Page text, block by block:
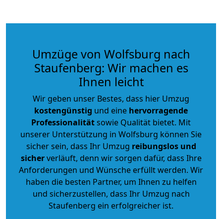
Umzüge von Wolfsburg nach
Staufenberg: Wir machen es
Ihnen leicht
Wir geben unser Bestes, dass hier Umzug
kostengünstig und eine hervorragende
Professionalitätsowie Qualität bietet. Mit
unserer Unterstützung in Wolfsburg können Sie
sicher sein, dass Ihr Umzug reibungslos und
sicherverläuft, denn wir sorgen dafür, dass Ihre
Anforderungen und Wünsche erfüllt werden. Wir
haben die besten Partner, um Ihnen zu helfen
und sicherzustellen, dass Ihr Umzug nach
Staufenberg ein erfolgreicher ist.